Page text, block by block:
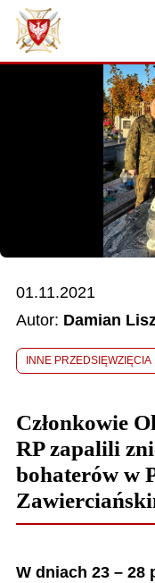
AKTUALNOŚCI
DOKUMENTY
RELACJE
KONKURSY
01.11.2021
Autor: Damian
INNE PRZEDSIĘWZIĘCIA
Członkowie
RP zapalili
bohaterów w
W dniach 23 – 28